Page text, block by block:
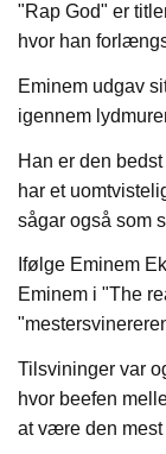
"Rap God" er
hvor han
Eminem udgav
igennem
Han er den
har et
sågar også som
Ifølge Eminem
Eminem i "The
Tilsvininger var
hvor beefen
at være den mest